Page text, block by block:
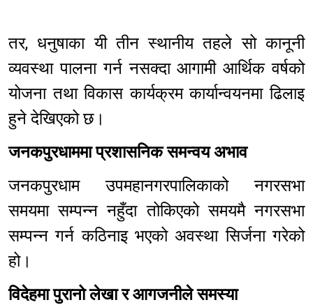
तर, धनुषाका यी तीन स्थानीय तहले सो कानूनी
व्यवस्था पालना गर्न नसक्दा आगामी आर्थिक वर्षको
योजना तथा विकास कार्यक्रम कार्यान्वयनमा ढिलाइ
हुने देखिएको छ।
जनकपुरधाममा प्रशासनिक समन्वय अभाव
जनकपुरधाम उपमहानगरपालिकाको नगरसभा
समयमा सम्पन्न नहुँदा तोकिएको समयमै नगरसभा
सम्पन्न गर्न कठिनाइ भएको अवस्था सिर्जना गरेको
हो।
विदेहमा पुरानो लेखा र आगजनीले समस्या